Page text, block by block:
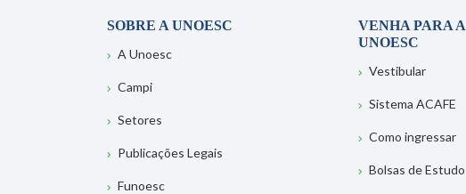
SOBRE A UNOESC
A Unoesc
Campi
Setores
Publicações Legais
Funoesc
VENHA PARA A
UNOESC
Vestibular
Sistema ACAFE
Como ingressar
Bolsas de Estudo